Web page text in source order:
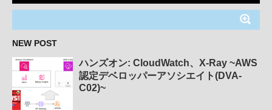
NEW POST
ハンズオン: CloudWatch、X-Ray ~AWS
認定デベロッパーアソシエイト(DVA-
C02)~